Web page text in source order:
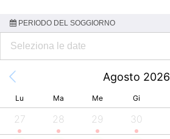
PERIODO DEL SOGGIORNO
Agosto 2026
Lu Ma Me Gi
27 28 29 30